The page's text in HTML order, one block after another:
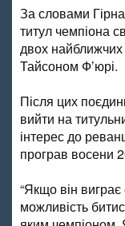
За словами
титул чемпіона
двох найближчих
Тайсоном Ф’юрі.
Після цих
вийти на
інтерес до
програв восени
“Якщо він
можливість